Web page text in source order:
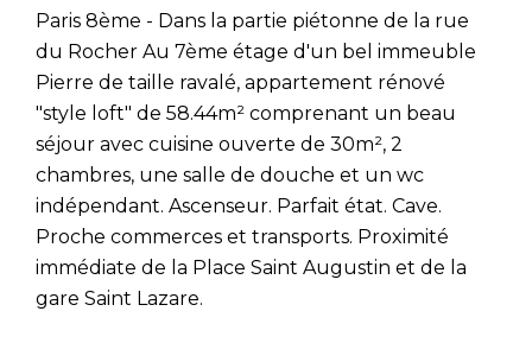
Paris 8ème - Dans la partie piétonne de la rue
du Rocher Au 7ème étage d'un bel immeuble
Pierre de taille ravalé, appartement rénové
"style loft" de 58.44m² comprenant un beau
séjour avec cuisine ouverte de 30m², 2
chambres, une salle de douche et un wc
indépendant. Ascenseur. Parfait état. Cave.
Proche commerces et transports. Proximité
immédiate de la Place Saint Augustin et de la
gare Saint Lazare.